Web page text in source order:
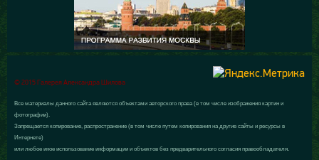
© 2015 Галерея Александра Шилова
Все материалы данного сайта являются объектами авторского права (в том числе изображения картин и
фотографии).
Запрещается копирование, распространение (в том числе путем копирования на другие сайты и ресурсы в
Интернете)
или любое иное использование информации и объектов без предварительного согласия правообладателя.